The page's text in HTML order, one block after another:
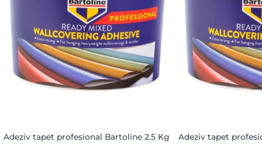
Adeziv tapet profesional Bartoline 2.5 Kg Adeziv tapet